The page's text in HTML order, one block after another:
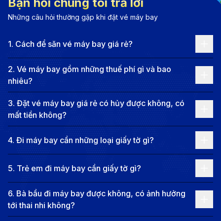
khu vườn tuyệt đẹp, nơi du khách có thể chiêm
ngưỡng vẻ đẹp của những cây cối, ao hồ và cỏ cây
xanh tươi, mang đến không gian thư giãn tuyệt vời.
Giới thiệu về Kumamoto thành phố nằm ở trung tâm
đảo Kyushu (Nguồn:Internet)
Kumamoto còn được biết đến với những dãy núi hùng
Những câu hỏi thường gặp khi đặt vé máy bay
1. Cách để săn vé máy bay giá rẻ?
2. Vé máy bay gồm những thuế phí gì và bao
nhiêu?
3. Đặt vé máy bay giá rẻ có hủy được không, có
mất tiền không?
4. Đi máy bay cần những loại giấy tờ gì?
5. Trẻ em đi máy bay cần giấy tờ gì?
6. Bà bầu đi máy bay được không, có ảnh hưởng
tới thai nhi không?